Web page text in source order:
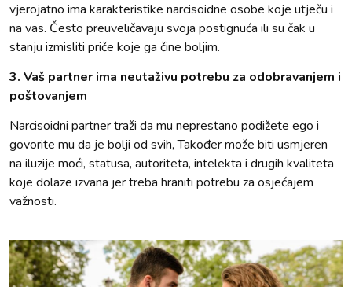
vjerojatno ima karakteristike narcisoidne osobe koje utječu i
na vas. Često preuveličavaju svoja postignuća ili su čak u
stanju izmisliti priče koje ga čine boljim.
3. Vaš partner ima neutaživu potrebu za odobravanjem i
poštovanjem
Narcisoidni partner traži da mu neprestano podižete ego i
govorite mu da je bolji od svih, Također može biti usmjeren
na iluzije moći, statusa, autoriteta, intelekta i drugih kvaliteta
koje dolaze izvana jer treba hraniti potrebu za osjećajem
važnosti.